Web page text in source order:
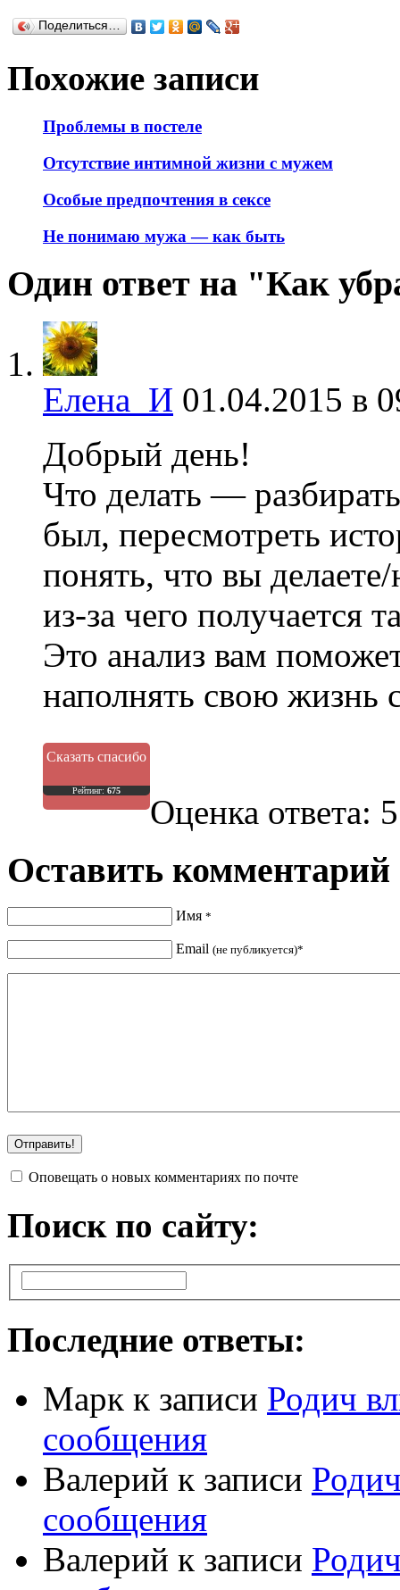
Поделиться…
Похожие записи
Проблемы в постеле
Отсутствие интимной жизни с мужем
Особые предпочтения в сексе
Не понимаю мужа — как быть
Один ответ на "Как
Елена_И 01.04.2015 в
Добрый день!
Что делать —
был, пересмотреть
понять, что вы
из-за чего получается
Это анализ вам
наполнять свою жизнь
Сказать спасибо
Рейтинг: 675
Оценка ответа:
Оставить комментарий
Имя *
Email (не публикуется)*
Оповещать о новых комментариях по почте
Поиск по сайту:
Последние ответы:
Марк к записи Родич
сообщения
Валерий к записи
сообщения
Валерий к записи